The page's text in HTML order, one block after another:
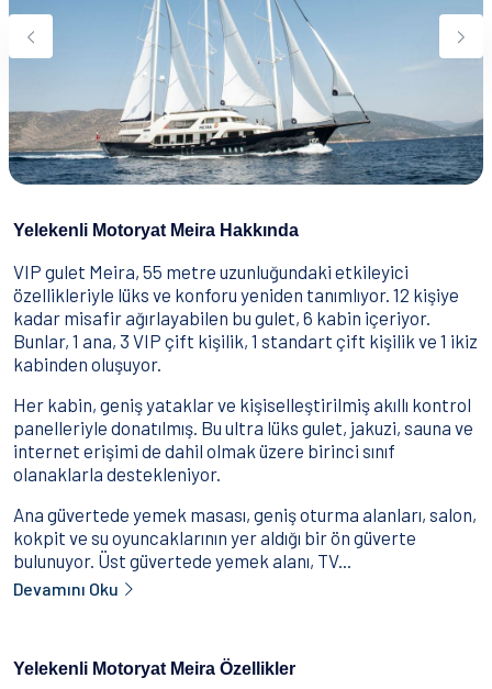
Yeme & İçme
Nasıl Rezervasyon Yapılır?
Şartlar & Koşullar
İletişim
Yelekenli Motoryat Meira Hakkında
VIP gulet Meira, 55 metre uzunluğundaki etkileyici
özellikleriyle lüks ve konforu yeniden tanımlıyor. 12 kişiye
kadar misafir ağırlayabilen bu gulet, 6 kabin içeriyor.
Bunlar, 1 ana, 3 VIP çift kişilik, 1 standart çift kişilik ve 1 ikiz
kabinden oluşuyor.
Her kabin, geniş yataklar ve kişiselleştirilmiş akıllı kontrol
panelleriyle donatılmış. Bu ultra lüks gulet, jakuzi, sauna ve
internet erişimi de dahil olmak üzere birinci sınıf
olanaklarla destekleniyor.
Ana güvertede yemek masası, geniş oturma alanları, salon,
kokpit ve su oyuncaklarının yer aldığı bir ön güverte
bulunuyor. Üst güvertede yemek alanı, TV...
Devamını Oku
Yelekenli Motoryat Meira Özellikler